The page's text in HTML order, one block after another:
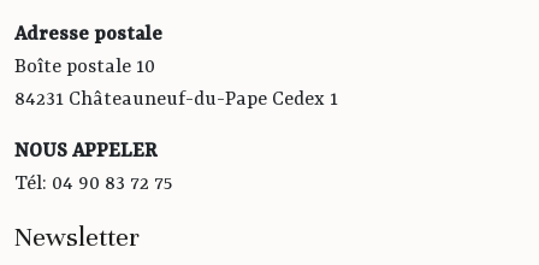
Adresse postale
Boîte postale 10
84231 Châteauneuf-du-Pape Cedex 1
NOUS APPELER
Tél: 04 90 83 72 75
Newsletter